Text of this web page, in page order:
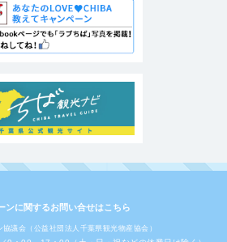
ンに関するお問い合せはこちら
協議会（公益社団法人千葉県観光物産協会）